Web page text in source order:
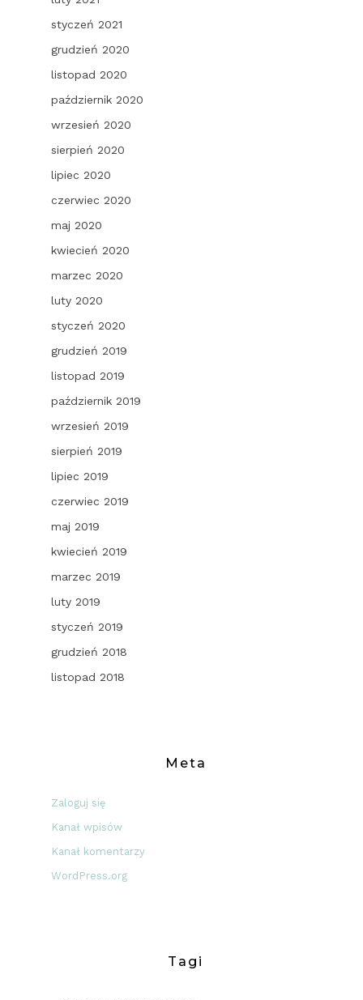
styczeń 2021
grudzień 2020
listopad 2020
październik 2020
wrzesień 2020
sierpień 2020
lipiec 2020
czerwiec 2020
maj 2020
kwiecień 2020
marzec 2020
luty 2020
styczeń 2020
grudzień 2019
listopad 2019
październik 2019
wrzesień 2019
sierpień 2019
lipiec 2019
czerwiec 2019
maj 2019
kwiecień 2019
marzec 2019
luty 2019
styczeń 2019
grudzień 2018
listopad 2018
Meta
Zaloguj się
Kanał wpisów
Kanał komentarzy
WordPress.org
Tagi